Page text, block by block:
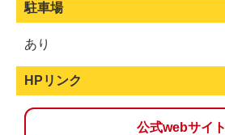
駐車場
あり
HPリンク
公式webサイト